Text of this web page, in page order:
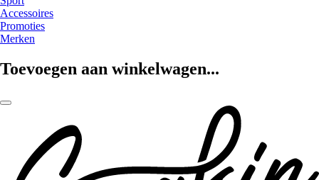
Accessoires
Promoties
Merken
Toevoegen aan winkelwagen...